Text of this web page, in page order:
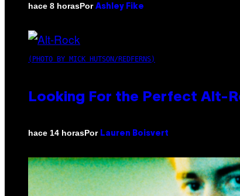
hace 8 horasPor Ashley Fike
(PHOTO BY MICK HUTSON/REDFERNS)
Looking For the Perfect Alt-
hace 14 horasPor Lauren Boisvert